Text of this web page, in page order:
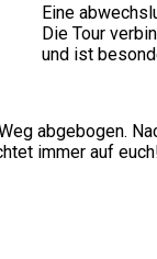
Eine
Die Tour
und ist
abgebogen.
immer auf